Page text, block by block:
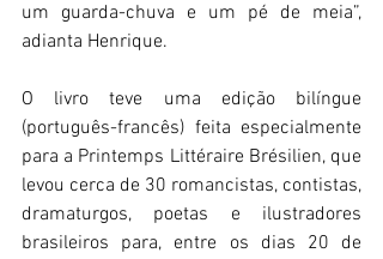
um guarda-chuva e um pé de meia”,
adianta Henrique.
O livro teve uma edição bilíngue
(português-francês) feita especialmente
para a Printemps Littéraire Brésilien, que
levou cerca de 30 romancistas, contistas,
dramaturgos, poetas e ilustradores
brasileiros para, entre os dias 20 de